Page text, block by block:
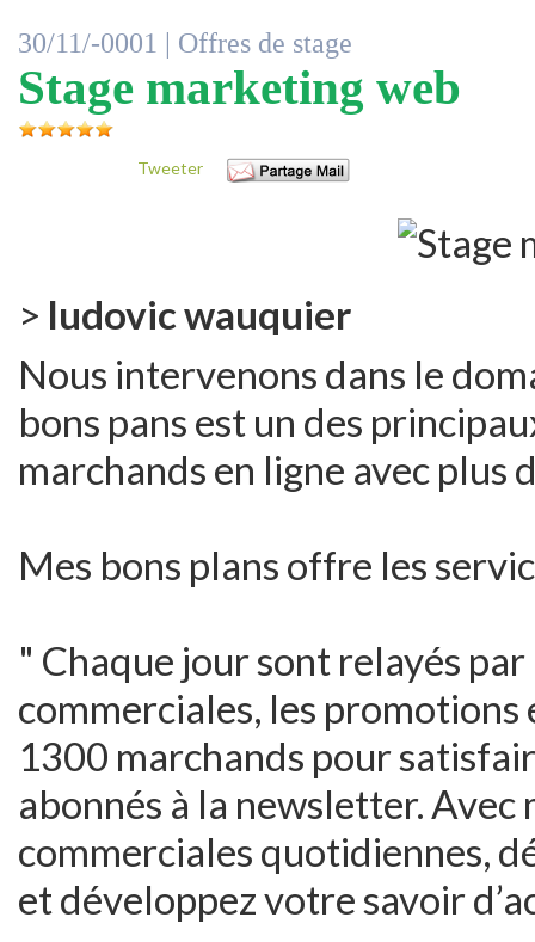
30/11/-0001 | Offres de stage
Stage marketing web
Tweeter
> ludovic wauquier
Nous intervenons dans le
bons pans est un des
marchands en ligne avec plus
Mes bons plans offre les
" Chaque jour sont relayés
commerciales, les
1300 marchands pour
abonnés à la newsletter.
commerciales quotidiennes,
et développez votre savoir